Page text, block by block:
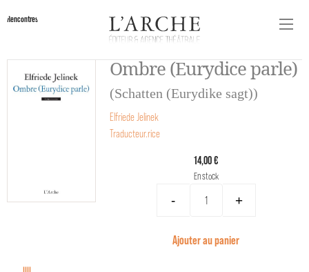
Rencontres
Ombre (Eurydice parle)
(Schatten (Eurydike sagt))
Elfriede Jelinek
Traducteur.rice
14,00 €
En stock
- +
Ajouter au panier